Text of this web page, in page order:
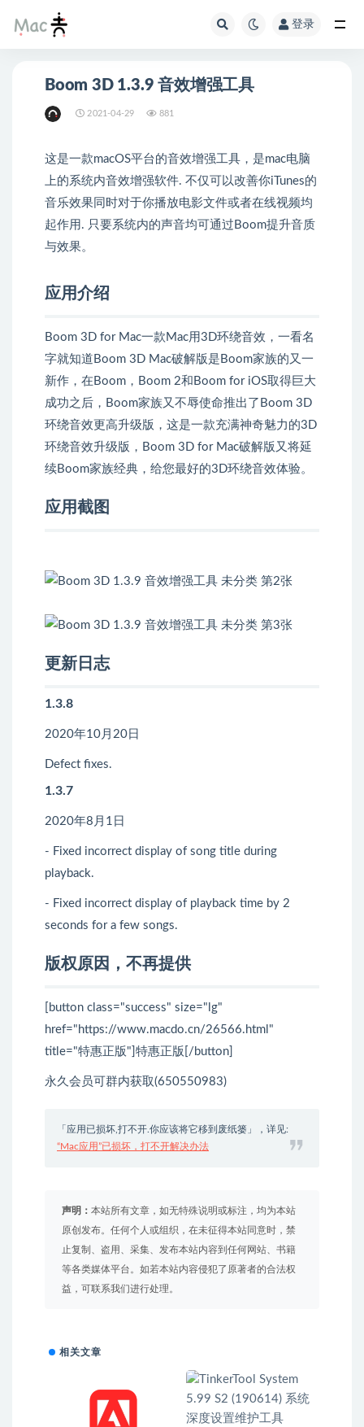
登录
Boom 3D 1.3.9 音效增强工具
2021-04-29 881
这是一款macOS平台的音效增强工具，是mac电脑
上的系统内音效增强软件. 不仅可以改善你iTunes的
音乐效果同时对于你播放电影文件或者在线视频均
起作用. 只要系统内的声音均可通过Boom提升音质
与效果。
应用介绍
Boom 3D for Mac一款Mac用3D环绕音效，一看名
字就知道Boom 3D Mac破解版是Boom家族的又一
新作，在Boom，Boom 2和Boom for iOS取得巨大
成功之后，Boom家族又不辱使命推出了Boom 3D
环绕音效更高升级版，这是一款充满神奇魅力的3D
环绕音效升级版，Boom 3D for Mac破解版又将延
续Boom家族经典，给您最好的3D环绕音效体验。
应用截图
更新日志
1.3.8
2020年10月20日
Defect fixes.
1.3.7
2020年8月1日
- Fixed incorrect display of song title during
playback.
- Fixed incorrect display of playback time by 2
seconds for a few songs.
版权原因，不再提供
[button class="success" size="lg"
href="https://www.macdo.cn/26566.html"
title="特惠正版"]特惠正版[/button]
永久会员可群内获取(650550983)
「应用已损坏,打不开.你应该将它移到废纸篓」，详见:
“Mac应用”已损坏，打不开解决办法
声明： 本站所有文章，如无特殊说明或标注，均为本站
原创发布。任何个人或组织，在未征得本站同意时，禁
止复制、盗用、采集、发布本站内容到任何网站、书籍
等各类媒体平台。如若本站内容侵犯了原著者的合法权
益，可联系我们进行处理。
相关文章